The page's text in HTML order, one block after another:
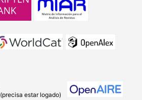
(precisa estar logado)